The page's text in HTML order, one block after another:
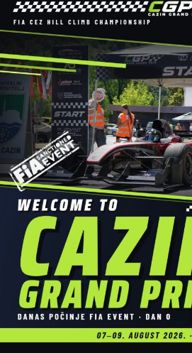
UP NEXT
Cazin uz Zmajeve: Organizovan
utakmice BiH – SAD na velikom
DON'T MISS
CAZIN BOGATIJI ZA JOŠ JEDNOG